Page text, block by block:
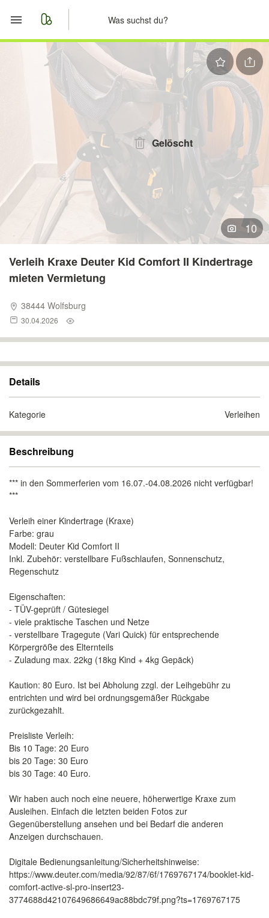
Start
Merkliste
Nachrichten
Anzeige aufgeben
Gelöscht
10
Verleih Kraxe Deuter Kid Comfort II Kindertrage
mieten Vermietung
38444 Wolfsburg
30.04.2026
Details
Kategorie Verleihen
Beschreibung
*** in den Sommerferien vom 16.07.-04.08.2026 nicht verfügbar!
***
Verleih einer Kindertrage (Kraxe)
Farbe: grau
Modell: Deuter Kid Comfort II
Inkl. Zubehör: verstellbare Fußschlaufen, Sonnenschutz,
Regenschutz
Eigenschaften:
- TÜV-geprüft / Gütesiegel
- viele praktische Taschen und Netze
- verstellbare Tragegute (Vari Quick) für entsprechende
Körpergröße des Elternteils
- Zuladung max. 22kg (18kg Kind + 4kg Gepäck)
Kaution: 80 Euro. Ist bei Abholung zzgl. der Leihgebühr zu
entrichten und wird bei ordnungsgemäßer Rückgabe
zurückgezahlt.
Preisliste Verleih:
Bis 10 Tage: 20 Euro
bis 20 Tage: 30 Euro
bis 30 Tage: 40 Euro.
Wir haben auch noch eine neuere, höherwertige Kraxe zum
Ausleihen. Einfach die letzten beiden Fotos zur
Gegenüberstellung ansehen und bei Bedarf die anderen
Anzeigen durchschauen.
Digitale Bedienungsanleitung/Sicherheitshinweise:
https://www.deuter.com/media/92/87/6f/1769767174/booklet-kid-
comfort-active-sl-pro-insert23-
3774688d42107649686649ac88bdc79f.png?ts=1769767175